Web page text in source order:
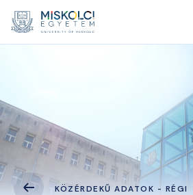
KÖZÉRDEKŰ ADATOK - RÉGI